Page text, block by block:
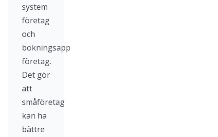
system
företag
och
bokningsapp
företag.
Det gör
att
småföretag
kan ha
bättre